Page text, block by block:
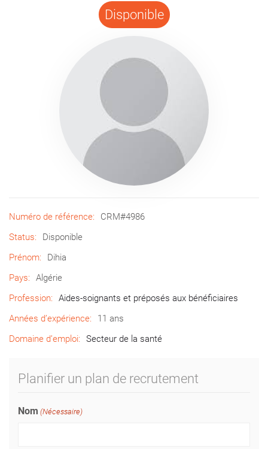
Disponible
Numéro de référence:
CRM#4986
Status:
Disponible
Prénom:
Dihia
Pays:
Algérie
Profession:
Aides-soignants et préposés aux bénéficiaires
Années d’expérience:
11 ans
Domaine d’emploi:
Secteur de la santé
Planifier un plan de recrutement
Nom (Nécessaire)